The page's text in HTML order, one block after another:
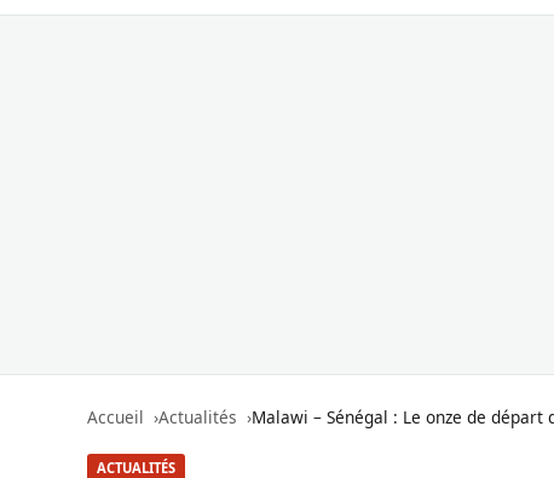
Accueil Actualités Malawi – Sénégal : Le onze de
ACTUALITÉS